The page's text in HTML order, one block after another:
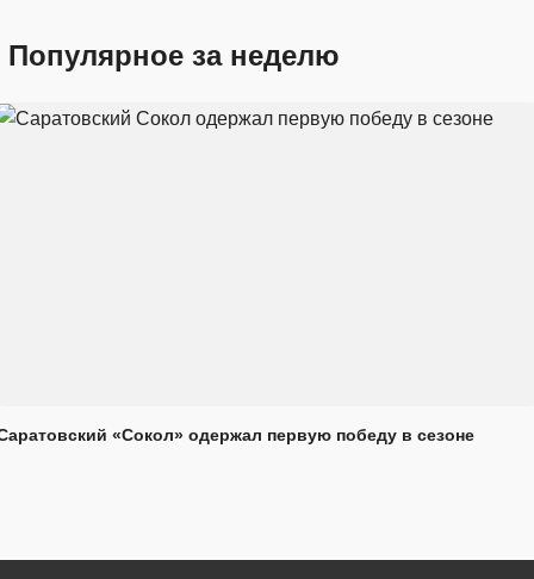
Популярное за неделю
«Сокол» одержал первую победу в сезоне